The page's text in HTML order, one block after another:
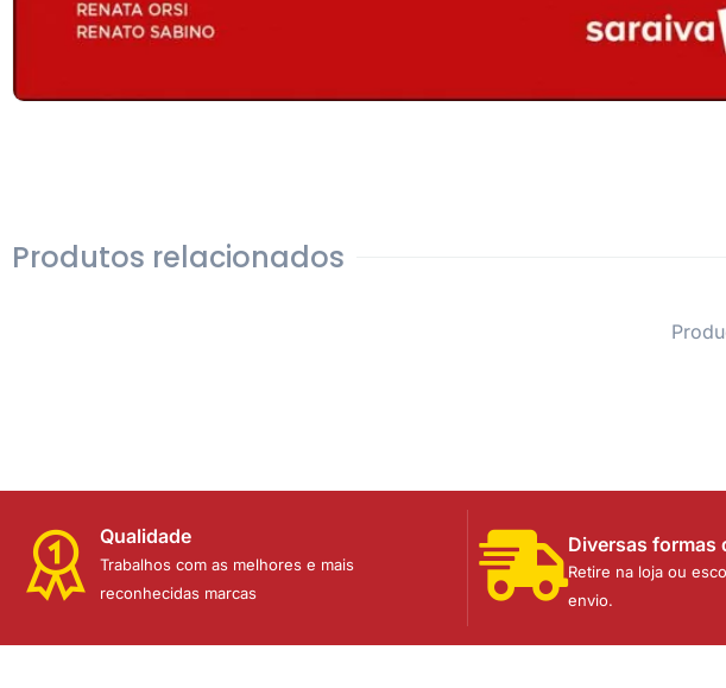
Produtos relacionados
Qualidade
Trabalhos com as melhores e mais
reconhecidas marcas
Diversas formas
Retire na loja ou
envio.